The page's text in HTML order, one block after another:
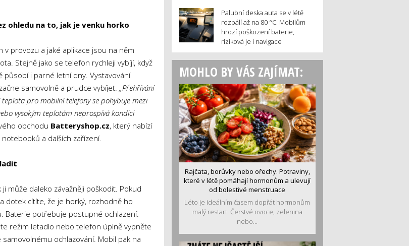
ohledu na to, jak je venku horko
provozu a jaké aplikace jsou na něm
Stejně jako se telefon rychleji vybíjí, když
působí i parné letní dny. Vystavování
samovolně a prudce vybíjet. „Přehřívání
pro mobilní telefony se pohybuje mezi
vysokým teplotám neprospívá kondici
obchodu Batteryshop.cz, který nabízí
a dalších zařízení.
může daleko závažněji poškodit. Pokud
dotek cítíte, že je horký, rozhodně ho
Baterie potřebuje postupné ochlazení.
režim letadlo nebo telefon úplně vypněte
ochlazování. Mobil pak na
Palubní deska auta se v létě
rozpálí až na 80 °C. Mobilům
hrozí poškození baterie,
riziková je i navigace
MOHLO BY VÁS ZAJÍMAT:
Rajčata, borůvky nebo ořechy. Potraviny,
které v létě pomáhají hormonům a ulevují
od bolestivé menstruace
Léto je ideálním časem dopřát hormonům
malý restart. Čerstvé ovoce, zelenina
nebo...